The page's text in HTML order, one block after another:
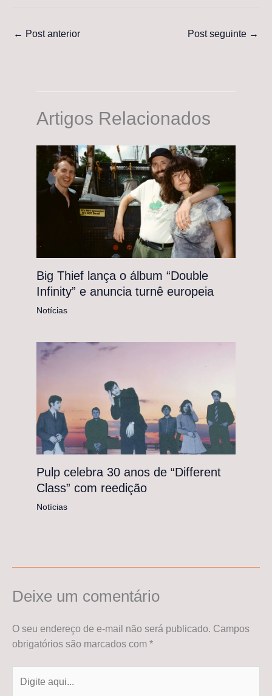
← Post anterior Post seguinte →
Artigos Relacionados
Big Thief lança o álbum “Double
Infinity” e anuncia turnê europeia
Notícias
Pulp celebra 30 anos de “Different
Class” com reedição
Notícias
Deixe um comentário
O seu endereço de e-mail não será publicado. Campos
obrigatórios são marcados com *
aqui...